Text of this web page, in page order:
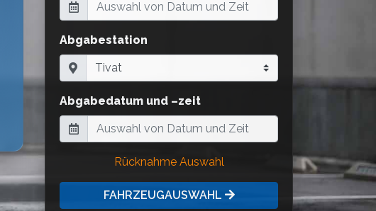
Abgabestation
Abgabedatum und –zeit
Rücknahme Auswahl
FAHRZEUGAUSWAHL